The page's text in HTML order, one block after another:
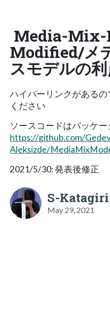
Media-Mix-
Modified/メ
スモデルの
ハイパーリンクがある
ください
ソースコードはパッケ
https://github.com/
Aleksizde/
2021/5/30: 発表後修正
S-Katagiri
May 29, 2021